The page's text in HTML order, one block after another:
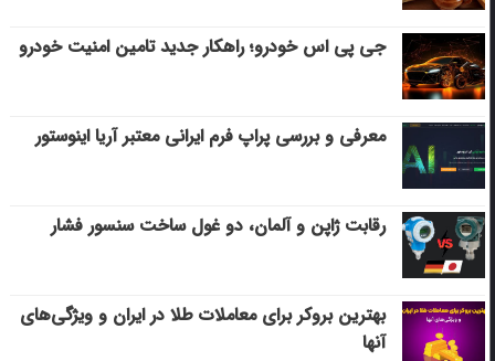
جی پی اس خودرو؛ راهکار جدید تامین امنیت خودرو
معرفی و بررسی پراپ فرم ایرانی معتبر آریا اینوستور
رقابت ژاپن و آلمان، دو غول ساخت سنسور فشار
بهترین بروکر برای معاملات طلا در ایران و ویژگی‌های
آنها